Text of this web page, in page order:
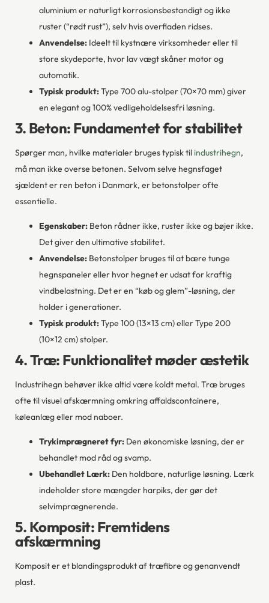
aluminium er naturligt korrosionsbestandigt og ikke
ruster (“rødt rust”), selv hvis overfladen ridses.
Anvendelse: Ideelt til kystnære virksomheder eller til
store skydeporte, hvor lav vægt skåner motor og
automatik.
Typisk produkt:Type 700 alu-stolper (70×70 mm) giver
en elegant og 100% vedligeholdelsesfri løsning.
3. Beton: Fundamentet for stabilitet
Spørger man, hvilke materialer bruges typisk til industrihegn,
må man ikke overse betonen. Selvom selve hegnsfaget
sjældent er ren beton i Danmark, er betonstolper ofte
essentielle.
Egenskaber: Beton rådner ikke, ruster ikke og bøjer ikke.
Det giver den ultimative stabilitet.
Anvendelse: Betonstolper bruges til at bære tunge
hegnspaneler eller hvor hegnet er udsat for kraftig
vindbelastning. Det er en “køb og glem”-løsning, der
holder i generationer.
Typisk produkt:Type 100 (13×13 cm) eller Type 200
(10×12 cm) stolper.
4. Træ: Funktionalitet møder æstetik
Industrihegn behøver ikke altid være koldt metal. Træ bruges
ofte til visuel afskærmning omkring affaldscontainere,
køleanlæg eller mod naboer.
Trykimprægneret fyr: Den økonomiske løsning, der er
behandlet mod råd og svamp.
Ubehandlet Lærk: Den holdbare, naturlige løsning. Lærk
indeholder store mængder harpiks, der gør det
selvimprægnerende.
5. Komposit: Fremtidens
afskærmning
Komposit er et blandingsprodukt af træfibre og genanvendt
plast.